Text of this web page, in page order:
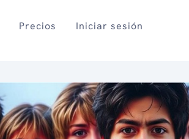
Precios Iniciar sesión